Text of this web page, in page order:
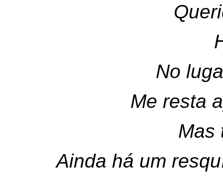
No
Me resta
Mas
Ainda há um